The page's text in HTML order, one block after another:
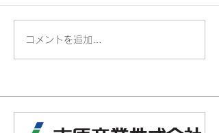
夏をもっと快適に！ 内
コメントを追加…